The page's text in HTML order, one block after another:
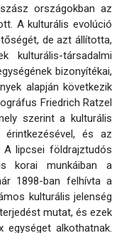
országokban az
A kulturális evolúció
de azt állította,
kulturális-társadalmi
bizonyítékai,
alapján következik
Friedrich Ratzel
szerint a kulturális
érintkezésével, és az
A lipcsei földrajztudós
korai munkáiban a
1898-ban felhívta a
kulturális jelenség
mutat, és ezek
egységet alkothatnak.